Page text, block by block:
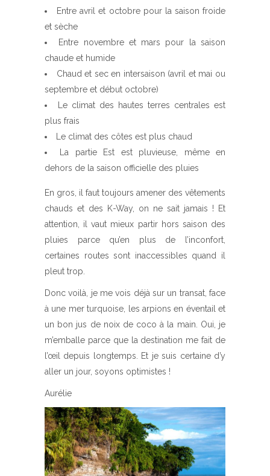
Entre avril et octobre pour la saison froide
et sèche
Entre novembre et mars pour la saison
chaude et humide
Chaud et sec en intersaison (avril et mai ou
septembre et début octobre)
Le climat des hautes terres centrales est
plus frais
Le climat des côtes est plus chaud
La partie Est est pluvieuse, même en
dehors de la saison officielle des pluies
En gros, il faut toujours amener des vêtements
chauds et des K-Way, on ne sait jamais ! Et
attention, il vaut mieux partir hors saison des
pluies parce qu’en plus de l’inconfort,
certaines routes sont inaccessibles quand il
pleut trop.
Donc voilà, je me vois déjà sur un transat, face
à une mer turquoise, les arpions en éventail et
un bon jus de noix de coco à la main. Oui, je
m’emballe parce que la destination me fait de
l’œil depuis longtemps. Et je suis certaine d’y
aller un jour, soyons optimistes !
Aurélie